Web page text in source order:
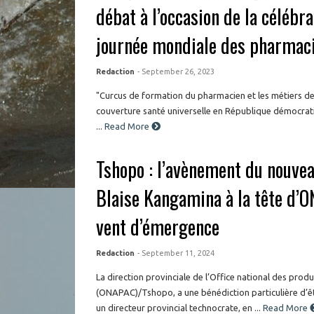
débat à l’occasion de la
journée mondiale des
Redaction - September 26, 2023
"Curcus de formation du pharmacien et les métiers
couverture santé universelle en République
... Read More
Tshopo : l’avènement du
Blaise Kangamina à la tête
vent d’émergence
Redaction - September 11, 2024
La direction provinciale de l’Office national des
(ONAPAC)/Tshopo, a une bénédiction particulière
un directeur provincial technocrate, en ... Read More